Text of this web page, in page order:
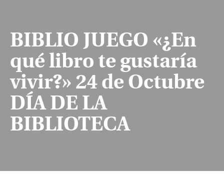
BIBLIO JUEGO «¿En
qué libro te gustaría
vivir?» 24 de Octubre
DÍA DE LA
BIBLIOTECA